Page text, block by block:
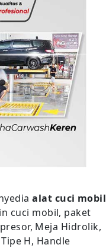
alat cuci mobil
cuci mobil, paket
Meja Hidrolik,
H, Handle